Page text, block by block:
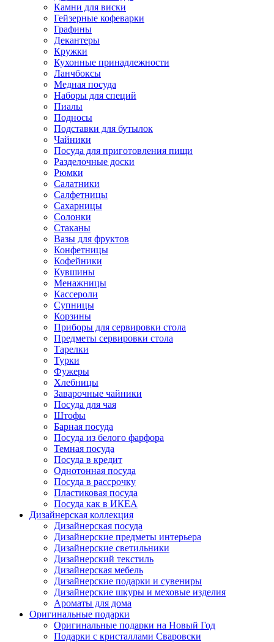
Камни для виски
Гейзерные кофеварки
Графины
Декантеры
Кружки
Кухонные принадлежности
Ланчбоксы
Медная посуда
Наборы для специй
Пиалы
Подносы
Подставки для бутылок
Чайники
Посуда для приготовления пищи
Разделочные доски
Рюмки
Салатники
Салфетницы
Сахарницы
Солонки
Стаканы
Вазы для фруктов
Конфетницы
Кофейники
Кувшины
Менажницы
Кассероли
Супницы
Корзины
Приборы для сервировки стола
Предметы сервировки стола
Тарелки
Турки
Фужеры
Хлебницы
Заварочные чайники
Посуда для чая
Штофы
Барная посуда
Посуда из белого фарфора
Темная посуда
Посуда в кредит
Однотонная посуда
Посуда в рассрочку
Пластиковая посуда
Посуда как в ИКЕА
Дизайнерская коллекция
Дизайнерская посуда
Дизайнерские предметы интерьера
Дизайнерские светильники
Дизайнерский текстиль
Дизайнерская мебель
Дизайнерские подарки и сувениры
Дизайнерские шкуры и меховые изделия
Ароматы для дома
Оригинальные подарки
Оригинальные подарки на Новый Год
Подарки с кристаллами Сваровски